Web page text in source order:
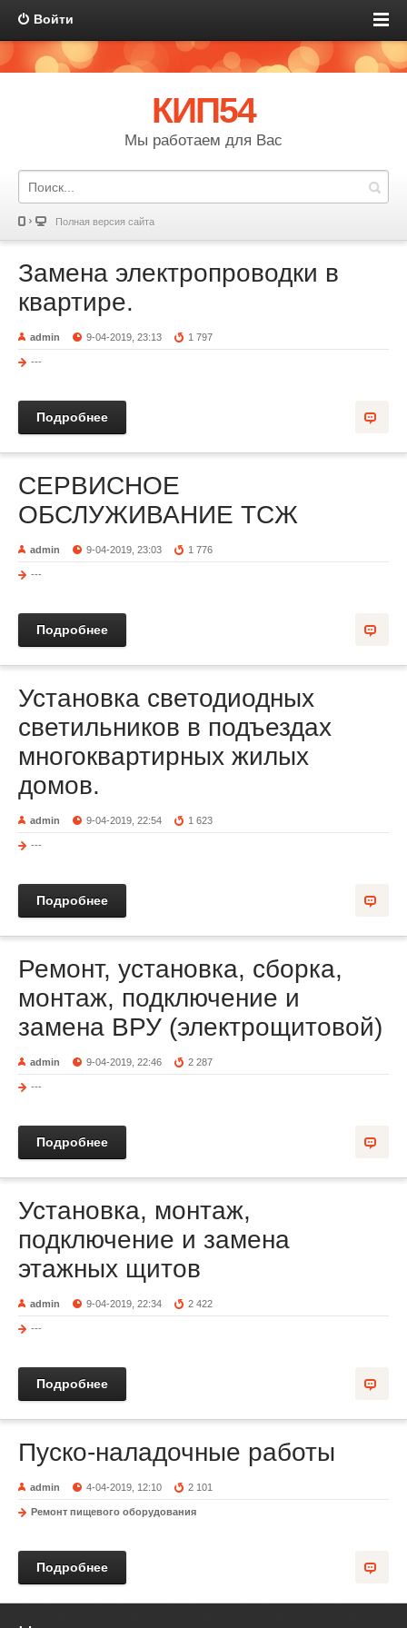
Войти
КИП54
Мы работаем для Вас
Полная версия сайта
Замена электропроводки в
квартире.
admin 9-04-2019, 23:13 1 797
---
Подробнее
СЕРВИСНОЕ
ОБСЛУЖИВАНИЕ ТСЖ
admin 9-04-2019, 23:03 1 776
---
Подробнее
Установка светодиодных
светильников в подъездах
многоквартирных жилых
домов.
admin 9-04-2019, 22:54 1 623
---
Подробнее
Ремонт, установка, сборка,
монтаж, подключение и
замена ВРУ (электрощитовой)
admin 9-04-2019, 22:46 2 287
---
Подробнее
Установка, монтаж,
подключение и замена
этажных щитов
admin 9-04-2019, 22:34 2 422
---
Подробнее
Пуско-наладочные работы
admin 4-04-2019, 12:10 2 101
Ремонт пищевого оборудования
Подробнее